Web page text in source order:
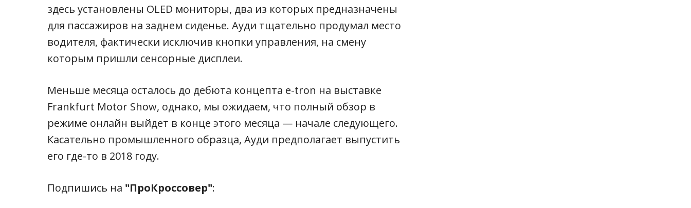
здесь установлены OLED мониторы, два из которых предназначены
для пассажиров на заднем сиденье. Ауди тщательно продумал место
водителя, фактически исключив кнопки управления, на смену
которым пришли сенсорные дисплеи.
Меньше месяца осталось до дебюта концепта e-tron на выставке
Frankfurt Motor Show, однако, мы ожидаем, что полный обзор в
режиме онлайн выйдет в конце этого месяца — начале следующего.
Касательно промышленного образца, Ауди предполагает выпустить
его где-то в 2018 году.
Подпишись на "ПроКроссовер":